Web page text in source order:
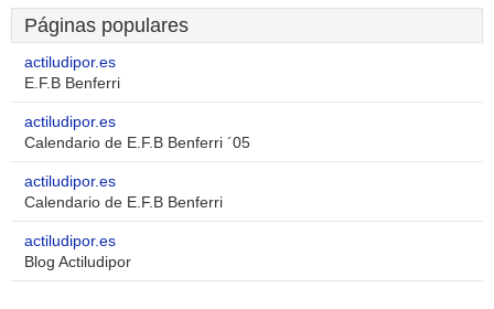
Páginas populares
actiludipor.es
E.F.B Benferri
actiludipor.es
Calendario de E.F.B Benferri ´05
actiludipor.es
Calendario de E.F.B Benferri
actiludipor.es
Blog Actiludipor